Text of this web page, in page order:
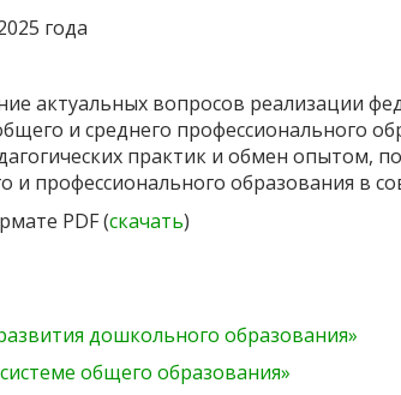
года
актуальных вопросов реализации
и среднего профессионального
практик и обмен опытом,
профессионального образования в
PDF (скачать)
дошкольного образования»
общего образования»